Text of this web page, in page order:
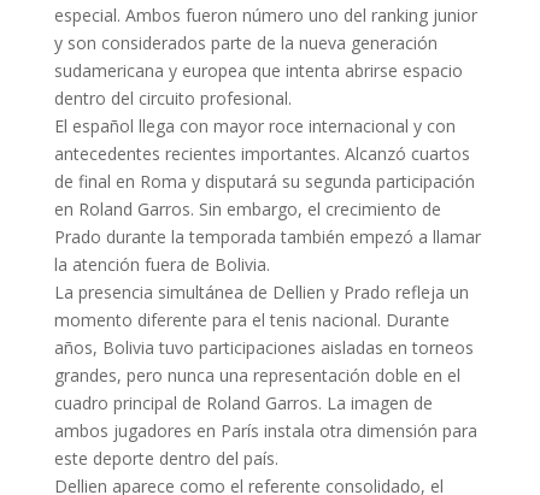
especial. Ambos fueron número uno del ranking junior
y son considerados parte de la nueva generación
sudamericana y europea que intenta abrirse espacio
dentro del circuito profesional.
El español llega con mayor roce internacional y con
antecedentes recientes importantes. Alcanzó cuartos
de final en Roma y disputará su segunda participación
en Roland Garros. Sin embargo, el crecimiento de
Prado durante la temporada también empezó a llamar
la atención fuera de Bolivia.
La presencia simultánea de Dellien y Prado refleja un
momento diferente para el tenis nacional. Durante
años, Bolivia tuvo participaciones aisladas en torneos
grandes, pero nunca una representación doble en el
cuadro principal de Roland Garros. La imagen de
ambos jugadores en París instala otra dimensión para
este deporte dentro del país.
Dellien aparece como el referente consolidado, el